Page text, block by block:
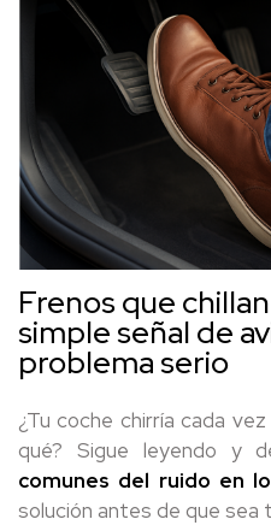
Frenos que
simple señal de
problema serio
¿Tu coche chirría cada
qué? Sigue leyendo y
comunes del ruido en
solución antes de que sea